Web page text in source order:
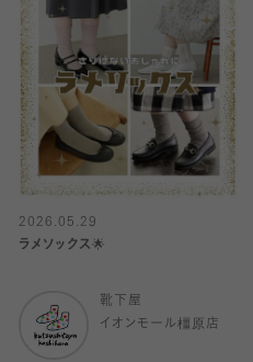
2026.05.29
ラメソックス🌟
靴下屋
イオンモール橿原店